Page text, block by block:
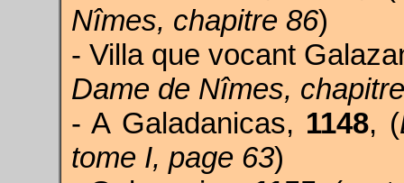
Nîmes, chapitre 86)
- Villa que vocant
Dame de Nîmes,
- A Galadanicas, 1148, (
tome I, page 63)